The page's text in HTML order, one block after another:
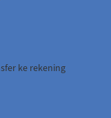
ke rekening